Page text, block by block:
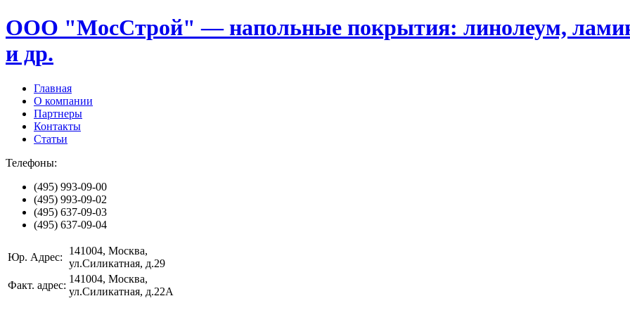
ООО "МосСтрой" — напольные покрытия: линолеум,
и др.
Главная
О компании
Партнеры
Контакты
Статьи
Телефоны:
(495) 993-09-00
(495) 993-09-02
(495) 637-09-03
(495) 637-09-04
Юр. Адрес:
141004, Москва,
ул.Силикатная, д.29
Факт. адрес:
141004, Москва,
ул.Силикатная, д.22А